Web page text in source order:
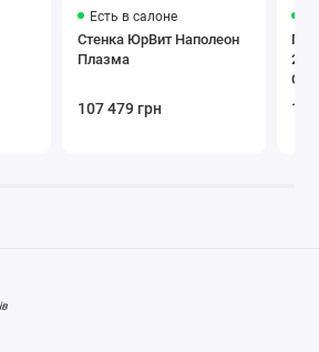
Есть в салоне
Стенка ЮрВит Наполеон
Плазма
107 479 грн 17